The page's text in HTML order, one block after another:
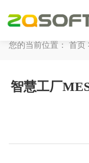
工业AI
解决方案
您的当前位置： 首页
智慧工厂
【AI